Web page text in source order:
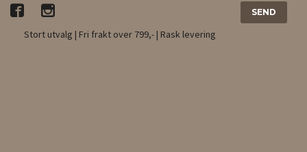
Stort utvalg | Fri frakt over 799,- | Rask levering